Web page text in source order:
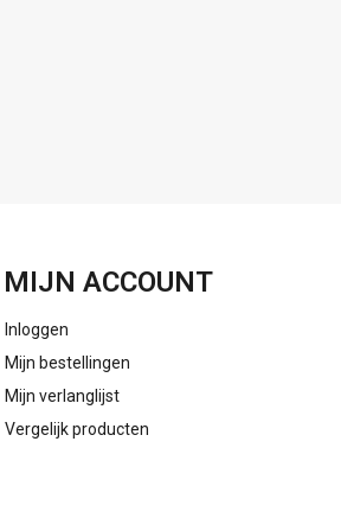
MIJN ACCOUNT
Inloggen
Mijn bestellingen
Mijn verlanglijst
Vergelijk producten